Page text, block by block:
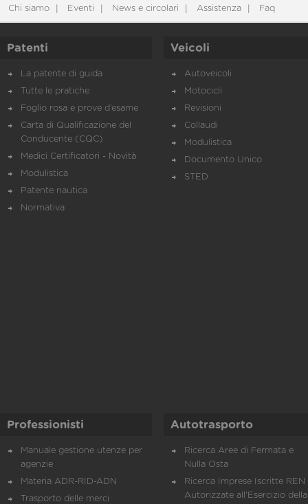
Chi siamo Eventi News e circolari Assistenza Faq
Patenti
La patente di guida
Tutte le pratiche
Foglio rosa e prove d’esame
Carta di Qualificazione del
Conducente (CQC)
Medici Certificatori - Novità
Modulistica
Patente nautica
Normativa
Veicoli
Autoveicoli
Motocicli
Revisioni
Collaudi
Modulistica
Documento Unico
STED
Professionisti
Manuale gestione utenze per
agenzie
Materia ADR-RID-ADN
Trasporto delle merci
Autotrasporto
Ricerca Aree di Fermata e
Nulla Osta
Ricerca Imprese Iscritte REN
Autorizzate all'Esercizio della